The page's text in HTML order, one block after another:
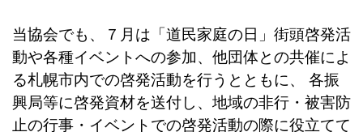
当協会でも、７月は「道民家庭の日」街頭啓発活
動や各種イベントへの参加、他団体との共催によ
る札幌市内での啓発活動を行うとともに、 各振
興局等に啓発資材を送付し、地域の非行・被害防
止の行事・イベントでの啓発活動の際に役立てて